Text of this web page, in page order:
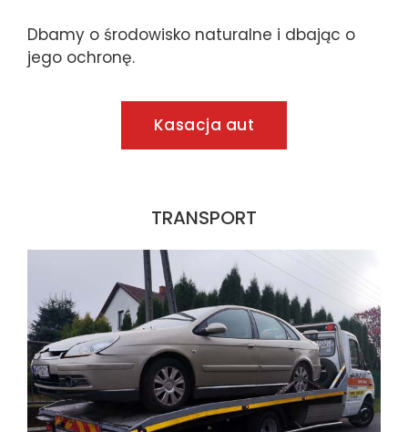
Dbamy o środowisko naturalne i dbając o
jego ochronę.
Kasacja aut
TRANSPORT